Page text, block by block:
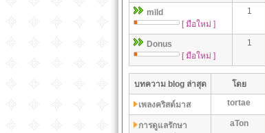
mild
[ มือใหม่ ]
1
Donus
[ มือใหม่ ]
1
บทความ blog ล่าสุด โดย
เพลงคริสต์มาส tortae
การดูแลรักษา
aTon